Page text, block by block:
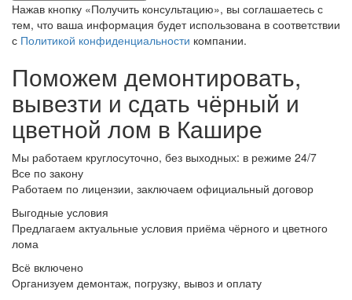
Нажав кнопку «Получить консультацию», вы соглашаетесь с
тем, что ваша информация будет использована в соответствии
с Политикой конфиденциальности компании.
Поможем демонтировать,
вывезти и сдать чёрный и
цветной лом в Кашире
Мы работаем круглосуточно, без выходных: в режиме 24/7
Все по закону
Работаем по лицензии, заключаем официальный договор
Выгодные условия
Предлагаем актуальные условия приёма чёрного и цветного
лома
Всё включено
Организуем демонтаж, погрузку, вывоз и оплату